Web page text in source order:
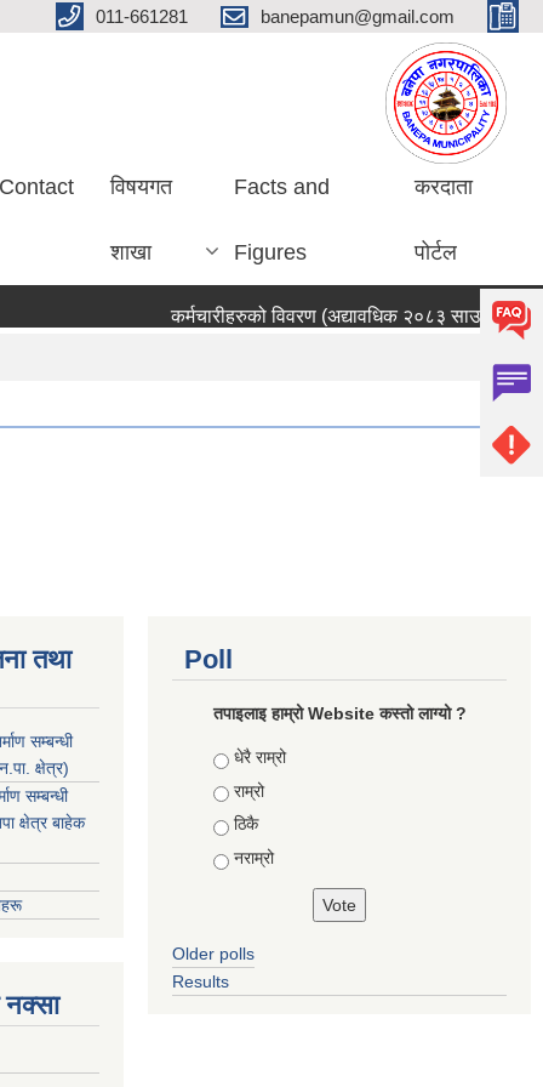
011-661281 banepamun@gmail.com
Contact विषयगत
शाखा
Facts and
Figures
करदाता
पोर्टल
कर्मचारीहरुको विवरण (अद्यावधिक २०८३ साउन ०५ गते)
तथा
सम्बन्धी
क्षेत्र)
सम्बन्धी
क्षेत्र बाहेक
नक्सा
Poll
तपाइलाइ हाम्रो Website कस्तो लाग्यो ?
Choices
धेरै राम्रो
राम्रो
ठिकै
नराम्रो
Older polls
Results